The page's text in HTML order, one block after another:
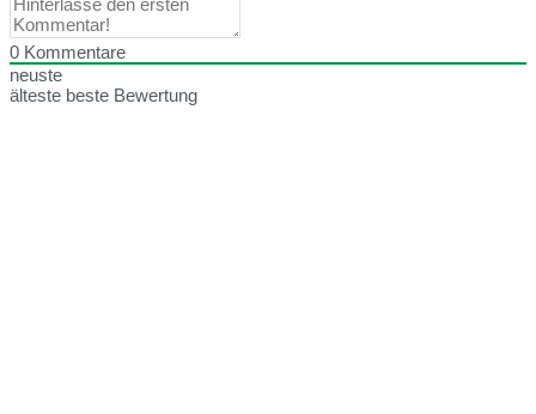
0 Kommentare
neuste
älteste beste Bewertung